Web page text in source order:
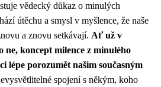
vědecký důkaz o minulých
útěchu a smysl v myšlence, že naše
a znovu setkávají. Ať už v
ne, koncept milence z minulého
lépe porozumět našim současným
spojení s někým, koho